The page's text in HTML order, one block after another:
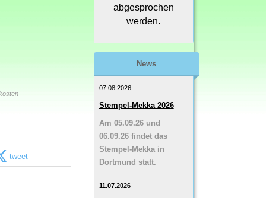
tweet
abgesprochen
werden.
News
07.08.2026
Stempel-Mekka 2026
Am 05.09.26 und
06.09.26 findet das
Stempel-Mekka in
Dortmund statt.
11.07.2026